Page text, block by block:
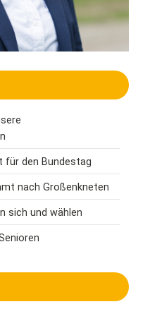
für den Bundestag
nach Großenkneten
sich und wählen